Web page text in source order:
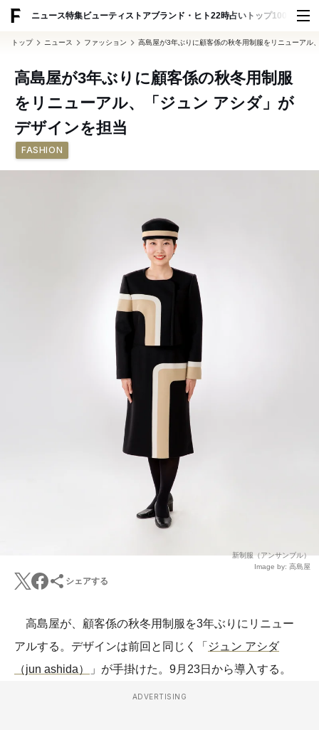
ニュース特集ビューティ ストアブランド・ヒト22時占い トップ100 スナッ
トップ ニュース ファッション 高島屋が3年ぶりに顧客係の秋冬用制服をリニューアル
高島屋が3年ぶりに顧客係の秋冬用制服
をリニューアル、「ジュン アシダ」が
デザインを担当
FASHION
新制服（アンサンブル）
Image by: 高島屋
シェアする
高島屋が、顧客係の秋冬用制服を3年ぶりにリニュー
アルする。デザインは前回と同じく「 ジュン アシダ
（jun ashida）
」が手掛けた。9月23日から導入する。
ADVERTISING